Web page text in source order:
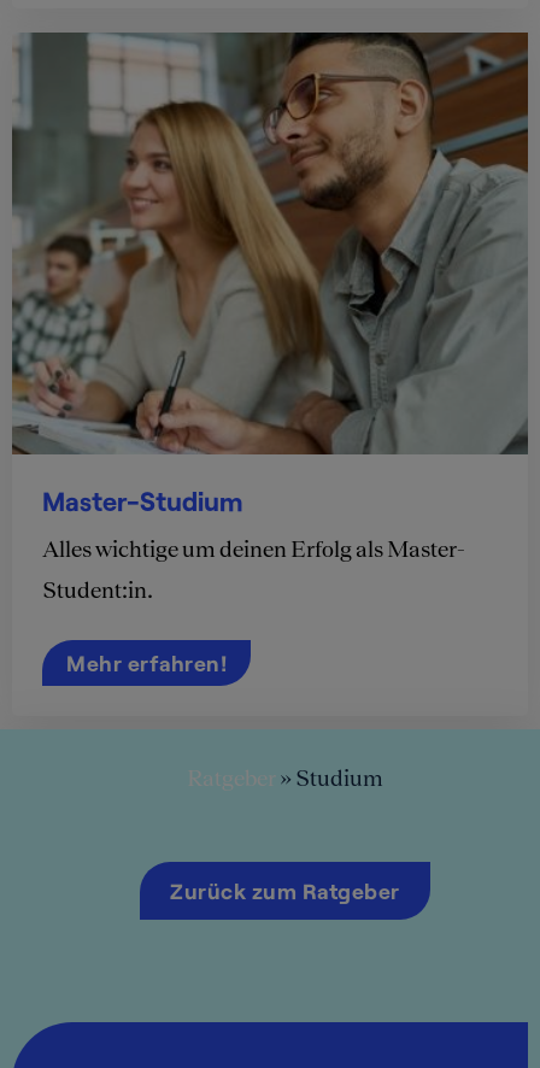
Master-Studium
Alles wichtige um deinen Erfolg als Master-
Student:in.
Mehr erfahren!
Ratgeber » Studium
Zurück zum Ratgeber